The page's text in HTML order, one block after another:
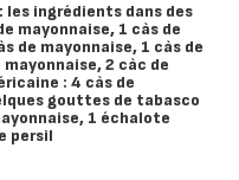
les ingrédients dans des
mayonnaise, 1 càs de
de mayonnaise, 1 càs de
2 càc de
: 4 càs de
gouttes de tabasco
1 échalote
persil